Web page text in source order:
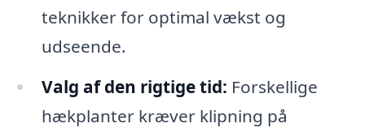
teknikker for optimal vækst og
udseende.
Valg af den rigtige tid: Forskellige
hækplanter kræver klipning på